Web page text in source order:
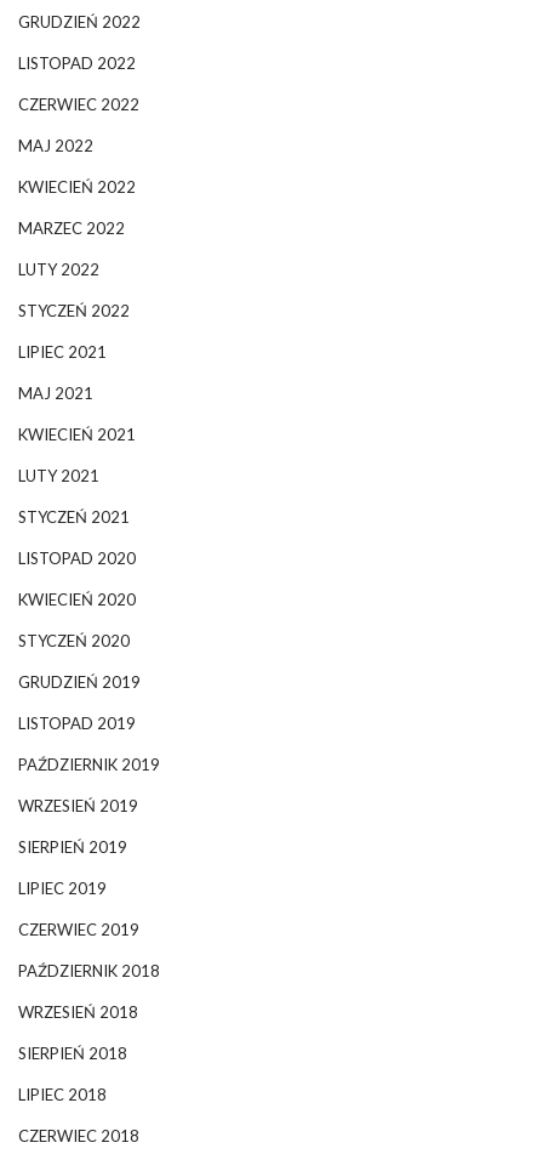
GRUDZIEŃ 2022
LISTOPAD 2022
CZERWIEC 2022
MAJ 2022
KWIECIEŃ 2022
MARZEC 2022
LUTY 2022
STYCZEŃ 2022
LIPIEC 2021
MAJ 2021
KWIECIEŃ 2021
LUTY 2021
STYCZEŃ 2021
LISTOPAD 2020
KWIECIEŃ 2020
STYCZEŃ 2020
GRUDZIEŃ 2019
LISTOPAD 2019
PAŹDZIERNIK 2019
WRZESIEŃ 2019
SIERPIEŃ 2019
LIPIEC 2019
CZERWIEC 2019
PAŹDZIERNIK 2018
WRZESIEŃ 2018
SIERPIEŃ 2018
LIPIEC 2018
CZERWIEC 2018